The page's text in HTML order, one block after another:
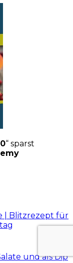
“ sparst
| Blitzrezept für
und als Dip